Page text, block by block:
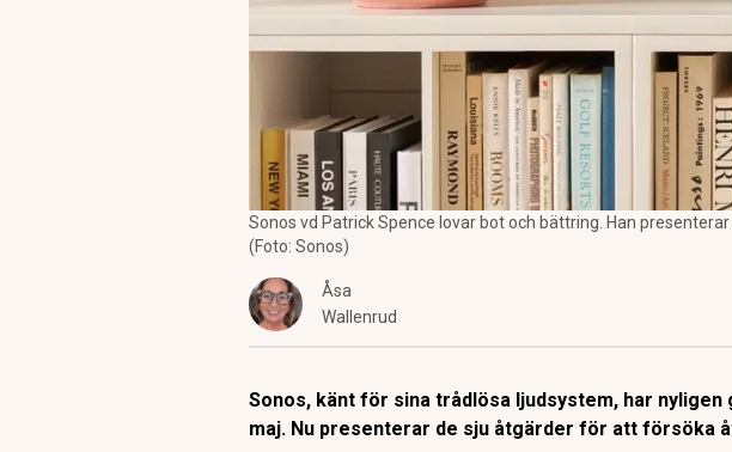
Sonos vd Patrick Spence lovar bot och bättring. Han
(Foto: Sonos)
Åsa
Wallenrud
Sonos, känt för sina trådlösa ljudsystem, har
maj. Nu presenterar de sju åtgärder för att försöka